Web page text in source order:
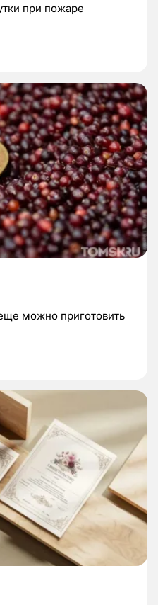
при пожаре
можно приготовить